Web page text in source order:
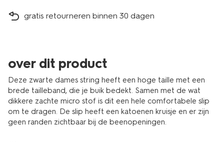
gratis retourneren binnen 30 dagen
over dit product
Deze zwarte dames string heeft een hoge taille met een
brede tailleband, die je buik bedekt. Samen met de wat
dikkere zachte micro stof is dit een hele comfortabele slip
om te dragen. De slip heeft een katoenen kruisje en er zijn
geen randen zichtbaar bij de beenopeningen.